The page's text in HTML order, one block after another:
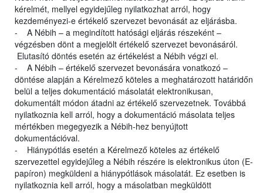
kérelmét, mellyel egyidejűleg nyilatkozhat arról, hogy
kezdeményezi-e értékelő szervezet bevonását az eljárásba.
- A Nébih – a megindított hatósági eljárás részeként –
végzésben dönt a megjelölt értékelő szervezet bevonásáról.
Elutasító döntés esetén az értékelést a Nébih végzi el.
- A Nébih – értékelő szervezet bevonására vonatkozó –
döntése alapján a Kérelmező köteles a meghatározott határidőn
belül a teljes dokumentáció másolatát elektronikusan,
dokumentált módon átadni az értékelő szervezetnek. Továbbá
nyilatkoznia kell arról, hogy a dokumentáció másolata teljes
mértékben megegyezik a Nébih-hez benyújtott
dokumentációval.
- Hiánypótlás esetén a Kérelmező köteles az értékelő
szervezettel egyidejűleg a Nébih részére is elektronikus úton (E-
papíron) megküldeni a hiánypótlások másolatát. Ez esetben is
nyilatkoznia kell arról, hogy a másolatban megküldött